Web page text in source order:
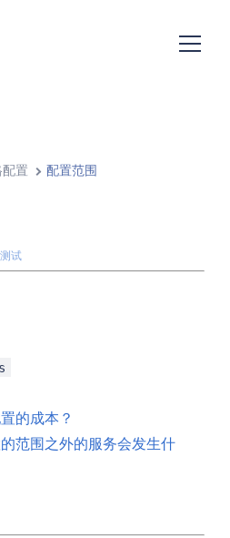
置 配置范围
试
的成本？
范围之外的服务会发生什